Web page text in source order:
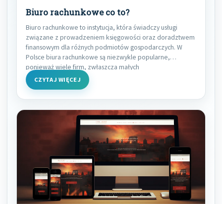
Biuro rachunkowe co to?
Biuro rachunkowe to instytucja, która świadczy usługi
związane z prowadzeniem księgowości oraz doradztwem
finansowym dla różnych podmiotów gospodarczych. W
Polsce biura rachunkowe są niezwykle popularne,
ponieważ wiele firm, zwłaszcza małych
CZYTAJ WIĘCEJ